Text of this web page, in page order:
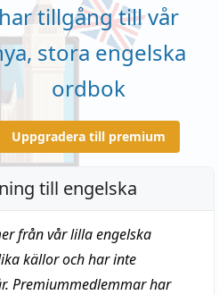
har tillgång till vår
stora engelska
ordbok
Uppgradera till premium
till engelska
från vår lilla engelska
källor och har inte
Premiummedlemmar har